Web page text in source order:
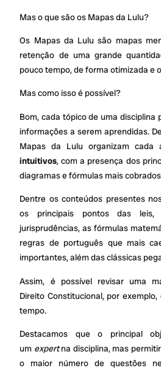
Mas o que são os Mapas da Lulu?
Os Mapas da Lulu são mapas
retenção de uma grande
pouco tempo, de forma otimizada e
Mas como isso é possível?
Bom, cada tópico de uma disciplina
informações a serem aprendidas.
Mapas da Lulu organizam cada
intuitivos, com a presença dos
diagramas e fórmulas mais
Dentre os conteúdos presentes
os principais pontos das leis,
jurisprudências, as fórmulas
regras de português que mais
importantes, além das clássicas
Assim, é possível revisar uma
Direito Constitucional, por
tempo.
Destacamos que o principal
um expertna disciplina, mas
o maior número de questões